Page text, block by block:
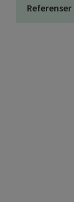
Referenser